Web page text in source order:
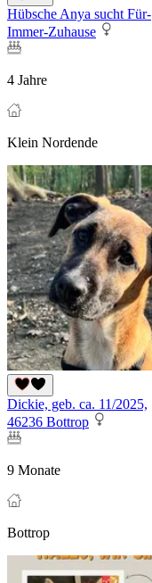
Hübsche Anya sucht Für-
Immer-Zuhause
4 Jahre
Klein Nordende
Dickie, geb. ca. 11/2025,
46236 Bottrop
9 Monate
Bottrop